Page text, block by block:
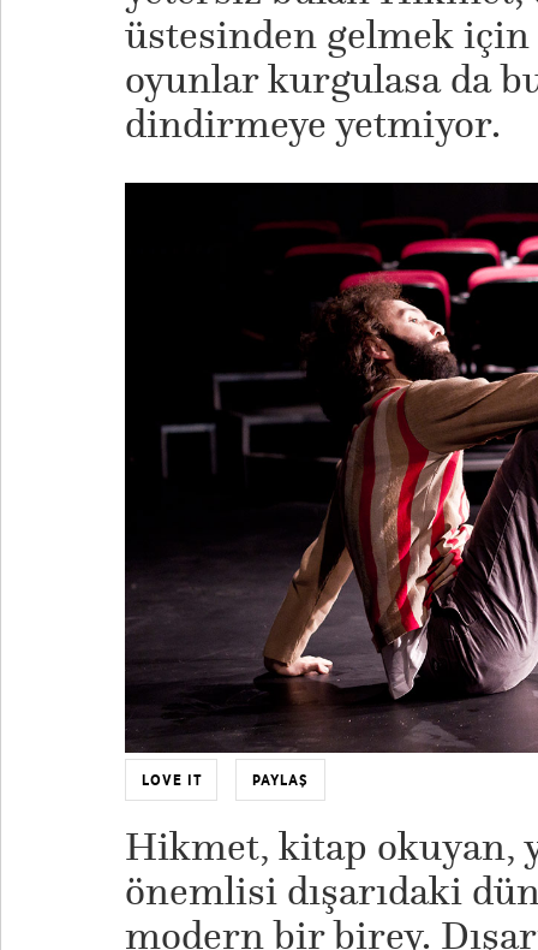
üstesinden gelmek
oyunlar kurgulasa da
dindirmeye yetmiyor.
LOVE IT PAYLAŞ
Hikmet, kitap okuyan,
önemlisi dışarıdaki
modern bir birey.